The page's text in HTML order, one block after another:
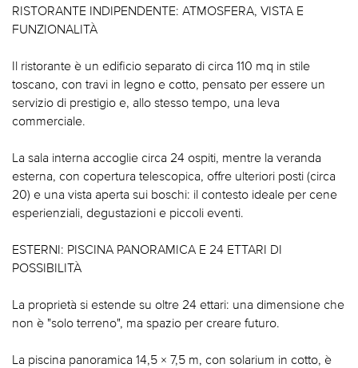
RISTORANTE INDIPENDENTE: ATMOSFERA, VISTA E
FUNZIONALITÀ
Il ristorante è un edificio separato di circa 110 mq in stile
toscano, con travi in legno e cotto, pensato per essere un
servizio di prestigio e, allo stesso tempo, una leva
commerciale.
La sala interna accoglie circa 24 ospiti, mentre la veranda
esterna, con copertura telescopica, offre ulteriori posti (circa
20) e una vista aperta sui boschi: il contesto ideale per cene
esperienziali, degustazioni e piccoli eventi.
ESTERNI: PISCINA PANORAMICA E 24 ETTARI DI
POSSIBILITÀ
La proprietà si estende su oltre 24 ettari: una dimensione che
non è "solo terreno", ma spazio per creare futuro.
La piscina panoramica 14,5 × 7,5 m, con solarium in cotto, è